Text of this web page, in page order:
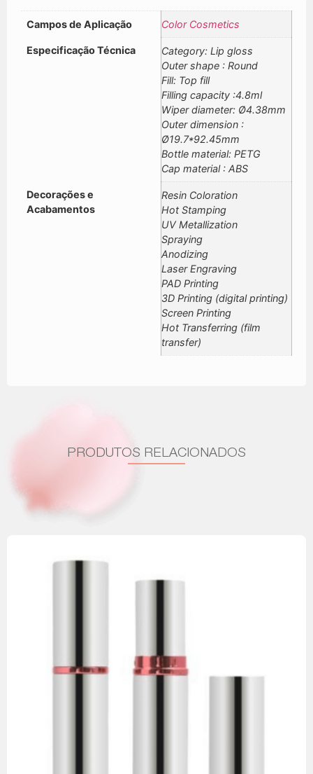
Campos de Aplicação Color Cosmetics
Especificação Técnica
Category: Lip gloss
Outer shape : Round
Fill: Top fill
Filling capacity :4.8ml
Wiper diameter: Ø4.38mm
Outer dimension :
Ø19.7*92.45mm
Bottle material: PETG
Cap material : ABS
Decorações e
Acabamentos
Resin Coloration
Hot Stamping
UV Metallization
Spraying
Anodizing
Laser Engraving
PAD Printing
3D Printing (digital printing)
Screen Printing
Hot Transferring (film
transfer)
PRODUTOS RELACIONADOS